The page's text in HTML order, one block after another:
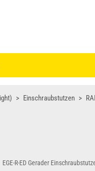
Einschraubstutzen
EGE-R-ED Gerader